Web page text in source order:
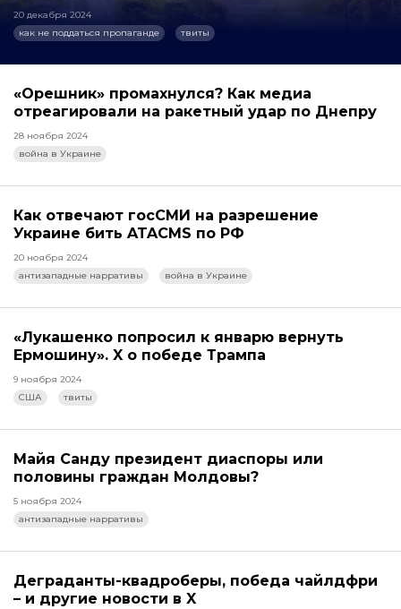
20 декабря 2024
как не поддаться пропаганде
твиты
«Орешник» промахнулся? Как медиа
отреагировали на ракетный удар по Днепру
28 ноября 2024
война в Украине
Как отвечают госСМИ на разрешение
Украине бить ATACMS по РФ
20 ноября 2024
антизападные нарративы
война в Украине
«Лукашенко попросил к январю вернуть
Ермошину». X о победе Трампа
9 ноября 2024
США
твиты
Майя Санду президент диаспоры или
половины граждан Молдовы?
5 ноября 2024
антизападные нарративы
Деграданты-квадроберы, победа чайлдфри
– и другие новости в X